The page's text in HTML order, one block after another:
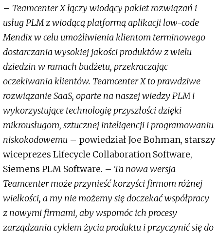
– Teamcenter X łączy wiodący pakiet rozwiązań i
usług PLM z wiodącą platformą aplikacji low-code
Mendix w celu umożliwienia klientom terminowego
dostarczania wysokiej jakości produktów z wielu
dziedzin w ramach budżetu, przekraczając
oczekiwania klientów. Teamcenter X to prawdziwe
rozwiązanie SaaS, oparte na naszej wiedzy PLM i
wykorzystujące technologię przyszłości dzięki
mikrousługom, sztucznej inteligencji i programowaniu
niskokodowemu – powiedział Joe Bohman, starszy
wiceprezes Lifecycle Collaboration Software,
Siemens PLM Software. – Ta nowa wersja
Teamcenter może przynieść korzyści firmom różnej
wielkości, a my nie możemy się doczekać współpracy
z nowymi firmami, aby wspomóc ich procesy
zarządzania cyklem życia produktu i przyczynić się do